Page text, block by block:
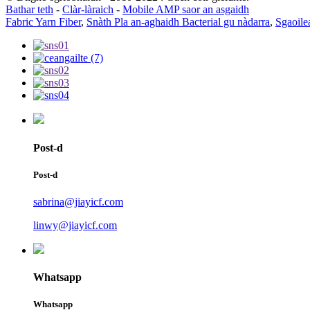
Bathar teth - Clàr-làraich - Mobile AMP saor an asgaidh
Fabric Yarn Fiber, Snàth Pla an-aghaidh Bacterial gu nàdarra,
Post-d
Post-d
sabrina@jiayicf.com
linwy@jiayicf.com
Whatsapp
Whatsapp